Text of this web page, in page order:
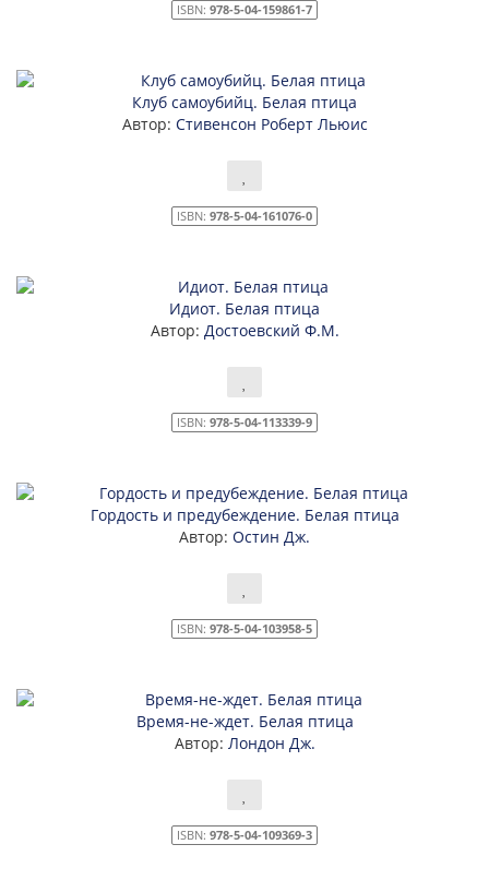
ISBN: 978-5-04-159861-7
Клуб самоубийц. Белая птица
Автор: Стивенсон Роберт Льюис
ISBN: 978-5-04-161076-0
Идиот. Белая птица
Автор: Достоевский Ф.М.
ISBN: 978-5-04-113339-9
Гордость и предубеждение. Белая птица
Автор: Остин Дж.
ISBN: 978-5-04-103958-5
Время-не-ждет. Белая птица
Автор: Лондон Дж.
ISBN: 978-5-04-109369-3